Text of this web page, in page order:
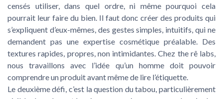
censés utiliser, dans quel ordre, ni même pourquoi cela
pourrait leur faire du bien. Il faut donc créer des produits qui
s’expliquent d’eux-mêmes, des gestes simples, intuitifs, qui ne
demandent pas une expertise cosmétique préalable. Des
textures rapides, propres, non intimidantes. Chez the rê labs,
nous travaillons avec l’idée qu’un homme doit pouvoir
comprendre un produit avant même de lire l’étiquette.
Le deuxième défi, c’est la question du tabou, particulièrement